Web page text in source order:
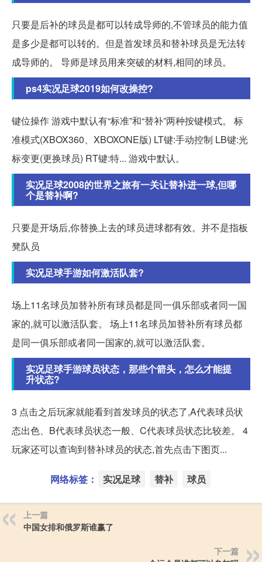
只要是后补的球员是都可以转成导师的,不管球员的能力值
是多少是都可以转的。但是首发球员和替补球员是无法转
成导师的。 导师是球员用来突破的材料,相同的球员。
ps4实况足球2019如何改操控?
键位操作 游戏中默认有“标准”和“替补”两种按键模式。 标
准模式(XBOX360、XBOXONE版) LT键:手动控制 LB键:光
标变更(更换球员) RT键:特... 游戏中默认。
实况足球2008的世界之旅有一关让替补进一球,但哪
个是替补啊?
只要是开场后,你替换上去的球员进球都有效。并不是指板
凳队员
实况足球手游如何激活队套?
场上11名球员加替补所有球员都是同一俱乐部或者同一国
家的,就可以激活队套。 场上11名球员加替补所有球员都
是同一俱乐部或者同一国家的,就可以激活队套。
实况足球手游球员状态，那些个箭头，怎么才能提
升状态?
3 点击之后玩家就能看到首发球员的状态了,A代表球员状
态出色、B代表球员状态一般、C代表球员状态比较差。 4
玩家还可以查询到替补球员的状态,首先点击下图页...
网络标签： 实况足球 替补 球员
上一篇
中国女排和俄罗斯谁赢了
下一篇